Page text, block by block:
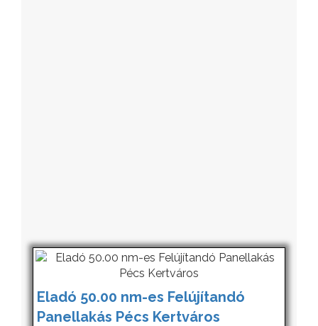
Eladó 50.00 nm-es Felújítandó
Panellakás Pécs Kertváros